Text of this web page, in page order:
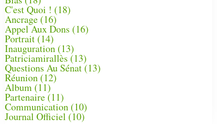
C'est Quoi ! (18)
Ancrage (16)
Appel Aux Dons (16)
Portrait (14)
Inauguration (13)
Patriciamirallès (13)
Questions Au Sénat(13)
Réunion (12)
Album (11)
Partenaire(11)
Communication (10)
Journal Officiel (10)